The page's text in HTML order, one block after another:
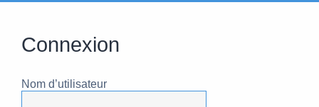
Connexion
Nom d’utilisateur